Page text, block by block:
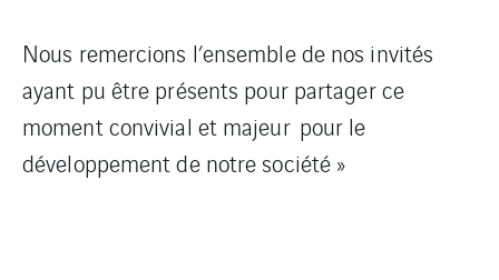
Nous remercions l’ensemble de nos invités
ayant pu être présents pour partager ce
moment convivial et majeur pour le
développement de notre société »